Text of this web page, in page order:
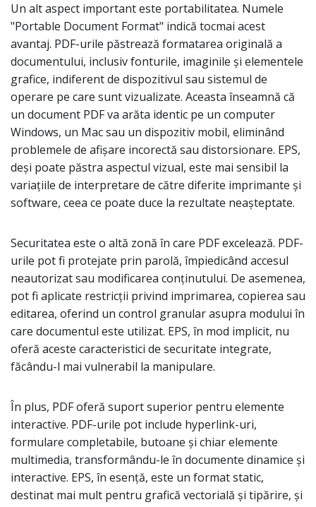
Un alt aspect important este portabilitatea. Numele
"Portable Document Format" indică tocmai acest
avantaj. PDF-urile păstrează formatarea originală a
documentului, inclusiv fonturile, imaginile și elementele
grafice, indiferent de dispozitivul sau sistemul de
operare pe care sunt vizualizate. Aceasta înseamnă că
un document PDF va arăta identic pe un computer
Windows, un Mac sau un dispozitiv mobil, eliminând
problemele de afișare incorectă sau distorsionare. EPS,
deși poate păstra aspectul vizual, este mai sensibil la
variațiile de interpretare de către diferite imprimante și
software, ceea ce poate duce la rezultate neașteptate.
Securitatea este o altă zonă în care PDF excelează. PDF-
urile pot fi protejate prin parolă, împiedicând accesul
neautorizat sau modificarea conținutului. De asemenea,
pot fi aplicate restricții privind imprimarea, copierea sau
editarea, oferind un control granular asupra modului în
care documentul este utilizat. EPS, în mod implicit, nu
oferă aceste caracteristici de securitate integrate,
făcându-l mai vulnerabil la manipulare.
În plus, PDF oferă suport superior pentru elemente
interactive. PDF-urile pot include hyperlink-uri,
formulare completabile, butoane și chiar elemente
multimedia, transformându-le în documente dinamice și
interactive. EPS, în esență, este un format static,
destinat mai mult pentru grafică vectorială și tipărire, și